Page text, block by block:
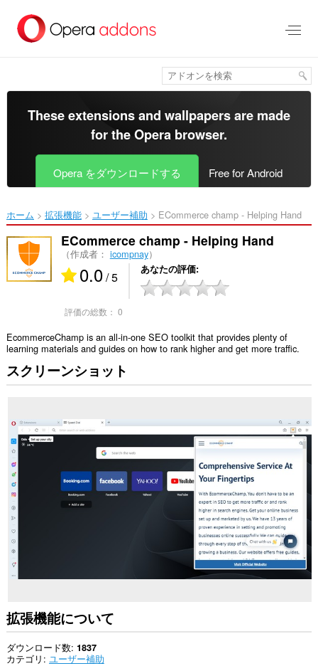
メ
ツ
移
動
These extensions and wallpapers are made
for theOpera browser.
Opera をダウンロードする Free for Android
ホーム 拡張機能 ユーザー補助 ECommerce champ - Helping Hand‎
ECommerce champ - Helping Hand
（作成者： icompnay）
0.0/ 5 あなたの評価
評価の総数： 0
EcommerceChamp is an all-in-one SEO toolkit that provides plenty of
learning materials and guides on how to rank higher and get more traffic.
スクリーンショット
拡張機能について
ダウンロード数 1837
カテゴリ ユーザー補助